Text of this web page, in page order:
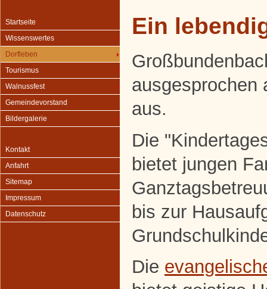
Startseite
Wissenswertes
Dorfleben
Tourismus
Walnussfest
Gemeindevorstand
Bildergalerie
Kontakt
Anfahrt
Sitemap
Impressum
Datenschutz
Ein
ausgesprochen
aus.
Die
bietet jungen
bis zur
Die